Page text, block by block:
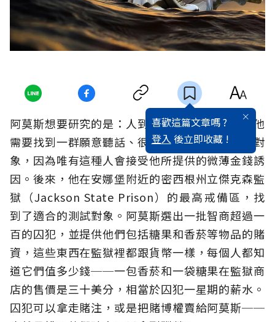
喜歡這篇文章嗎 ?
登入 後立即收藏 !
阿莫斯想要研究的是：人到底是如何做決策的？他
需要找到一群願意聽話、很窮的人來當他的測試對
象，因為唯有這種人會接受他所提供的微薄金錢誘
因。後來，他在安娜堡附近的密西根州立傑克森監
獄（Jackson State Prison）的最高戒備區，找
到了適合的測試對象。阿莫斯選出一批智商超過一
百的囚犯，並提供他們包括糖果和香菸等物品的賭
資，這些東西在監獄裡都跟貨幣一樣，每個人都知
道它們值多少錢──一包香菸和一袋糖果在監獄商
店的售價是三十美分，相當於囚犯一星期的薪水。
囚犯可以拿走賭注，或是把賭博權賣給阿莫斯──